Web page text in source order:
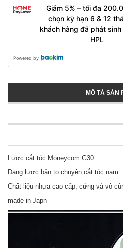
Giảm 5% – tối đa
chọn kỳ hạn 6 & 12
khách hàng đã phát
HPL
Powered by
MÔ TẢ SẢN
Lược cắt tóc Moneycom G30
Dạng lược bản to chuyên cắt tóc nam
Chất liệu nhựa cao cấp, cứng và vô
made in Japn